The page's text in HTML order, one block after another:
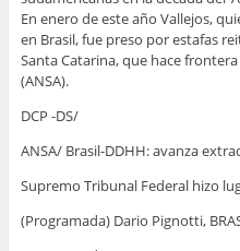
En enero de este año Vallejos,
en Brasil, fue preso por estafas
Santa Catarina, que hace
(ANSA).
DCP -DS/
ANSA/ Brasil-DDHH: avanza
Supremo Tribunal Federal hizo
(Programada) Dario Pignotti,